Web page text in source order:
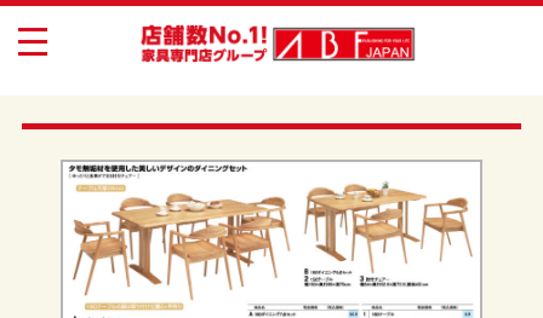
toggle
navigation